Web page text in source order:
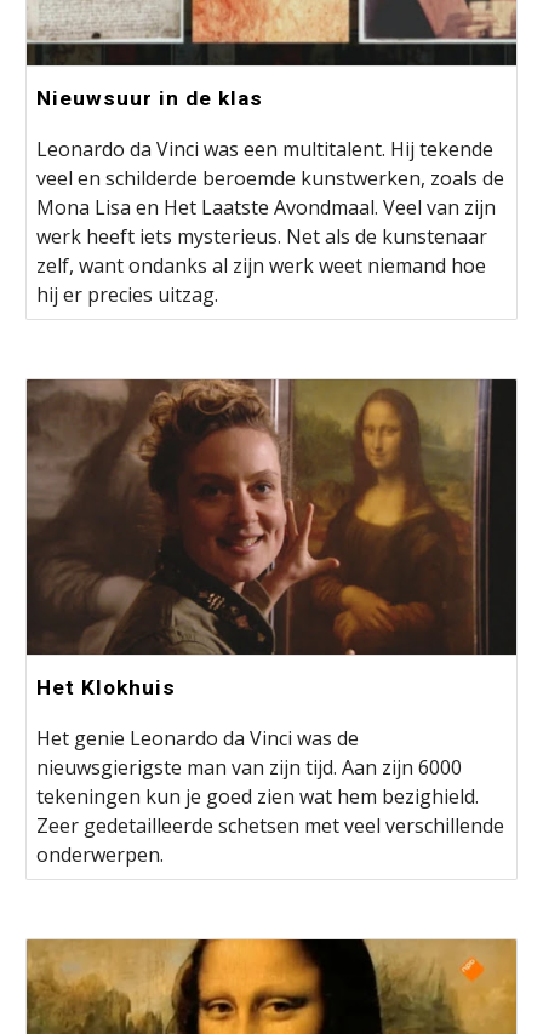
Nieuwsuur in de klas
Leonardo da Vinci was een multitalent. Hij tekende
veel en schilderde beroemde kunstwerken, zoals de
Mona Lisa en Het Laatste Avondmaal. Veel van zijn
werk heeft iets mysterieus. Net als de kunstenaar
zelf, want ondanks al zijn werk weet niemand hoe
hij er precies uitzag.
Het Klokhuis
Het genie Leonardo da Vinci was de
nieuwsgierigste man van zijn tijd. Aan zijn 6000
tekeningen kun je goed zien wat hem bezighield.
Zeer gedetailleerde schetsen met veel verschillende
onderwerpen.